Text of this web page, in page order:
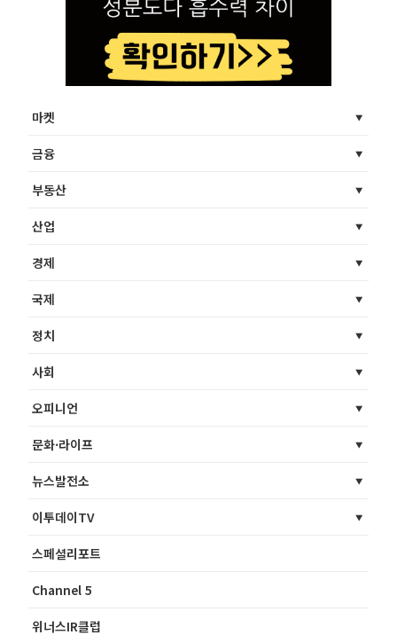
마켓
금융
부동산
산업
경제
국제
정치
사회
오피니언
문화·라이프
뉴스발전소
이투데이TV
스페셜리포트
Channel 5
위너스IR클럽